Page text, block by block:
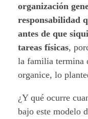
organización
responsabilidad
antes de que
tareas físicas,
la familia termina
organice, lo
¿Y qué ocurre
bajo este modelo